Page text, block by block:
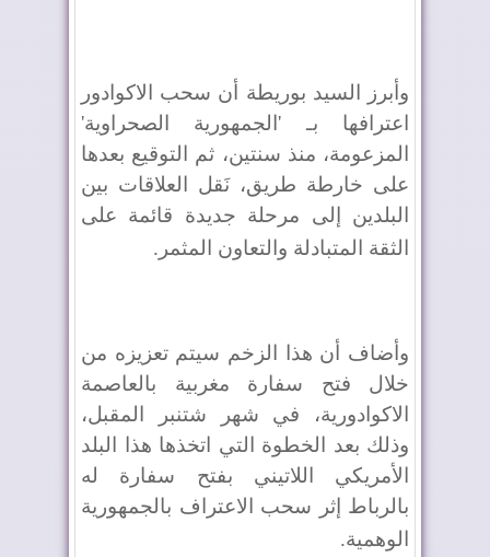
وأبرز السيد بوريطة أن سحب الاكوادور
اعترافها بـ 'الجمهورية الصحراوية'
المزعومة، منذ سنتين، ثم التوقيع بعدها
على خارطة طريق، نَقل العلاقات بين
البلدين إلى مرحلة جديدة قائمة على
الثقة المتبادلة والتعاون المثمر .
وأضاف أن هذا الزخم سيتم تعزيزه من
خلال فتح سفارة مغربية بالعاصمة
الاكوادورية، في شهر شتنبر المقبل،
وذلك بعد الخطوة التي اتخذها هذا البلد
الأمريكي اللاتيني بفتح سفارة له
بالرباط إثر سحب الاعتراف بالجمهورية
الوهمية.